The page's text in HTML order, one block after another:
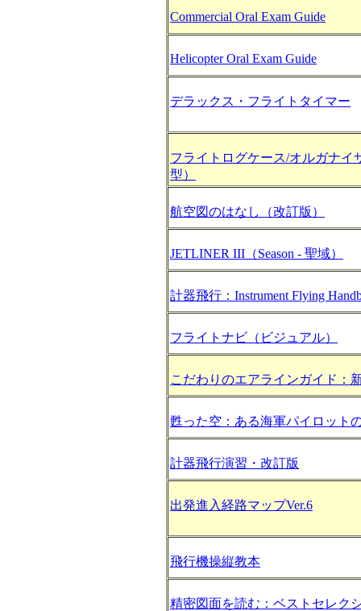
Commercial Oral Exam Guide
Helicopter Oral Exam Guide
デラックス・フライトタイマー
フライトログケース/オルガナイ
型）
航空図のはなし（改訂版）
JETLINER III（Season - 聖域）
計器飛行：Instrument Flying
フライトナビ（ビジュアル）
こだわりのエアラインガイド：
甦った空：ある海軍パイロット
計器飛行演習・改訂版
出発進入経路マップVer.6
飛行機操縦教本
精密図面を読む：ベストセレク